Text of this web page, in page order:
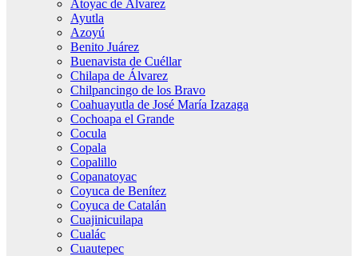
Atoyac de Álvarez
Ayutla
Azoyú
Benito Juárez
Buenavista de Cuéllar
Chilapa de Álvarez
Chilpancingo de los Bravo
Coahuayutla de José María Izazaga
Cochoapa el Grande
Cocula
Copala
Copalillo
Copanatoyac
Coyuca de Benítez
Coyuca de Catalán
Cuajinicuilapa
Cualác
Cuautepec